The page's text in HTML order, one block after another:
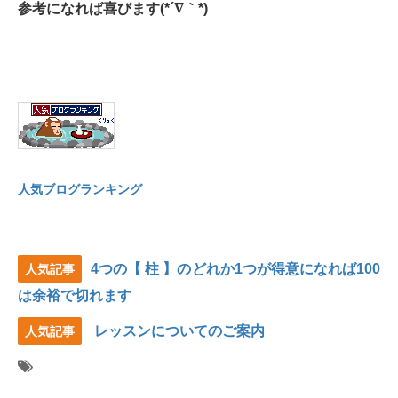
参考になれば喜びます(*´∇｀*)
人気ブログランキング
人気記事
4つの【 柱 】のどれか1つが得意になれば100
は余裕で切れます
人気記事 レッスンについてのご案内